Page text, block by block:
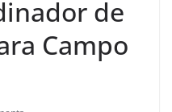
de
Campo